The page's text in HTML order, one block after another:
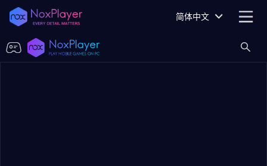
简体中文